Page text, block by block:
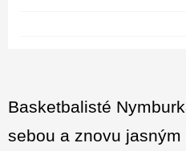
Basketbalisté
sebou a znovu